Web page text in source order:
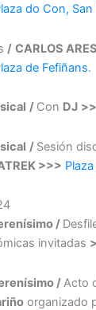
do Con, San
/ CARLOS ARES
de Fefiñans.
/ Con DJ
/ Sesión
>>>
/
invitadas
/Acto
organizado